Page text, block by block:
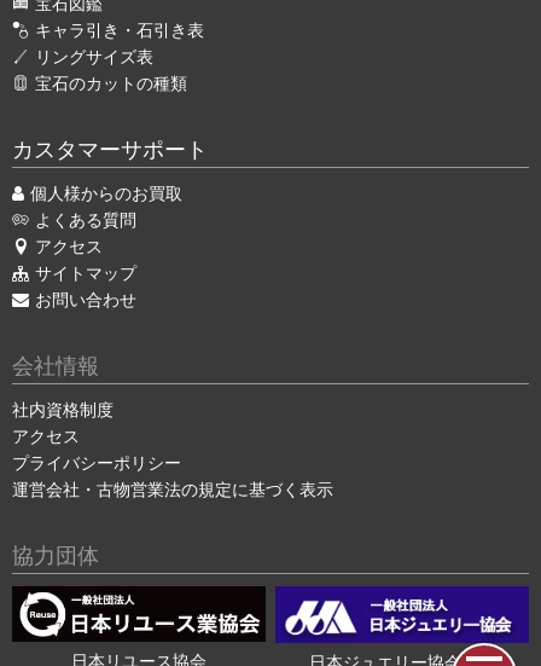
キャラ引き・石引き表
リングサイズ表
宝石のカットの種類
カスタマーサポート
個人様からのお買取
よくある質問
アクセス
サイトマップ
お問い合わせ
会社情報
社内資格制度
アクセス
プライバシーポリシー
運営会社・古物営業法の規定に基づく表示
協力団体
日本リユース協会